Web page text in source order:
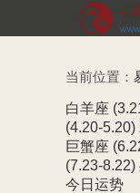
当前位置：
白羊座
(4.20-5.20)
巨蟹座
(7.23-8.22)
今日运势